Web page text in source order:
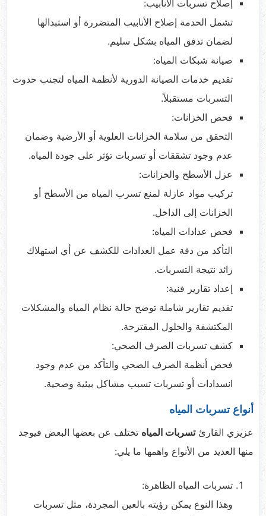
إصلاح تسربات الأنابيب:
تشمل الخدمة إصلاح الأنابيب المتضررة أو استبدالها
لضمان تدفق المياه بشكل سليم.
صيانة شبكات المياه:
تقديم خدمات الصيانة الدورية لأنظمة المياه لتجنب حدوث
التسربات مستقبلاً.
فحص الخزانات:
التحقق من سلامة الخزانات العلوية أو الأرضية وضمان
عدم وجود تشققات أو تسربات تؤثر على جودة المياه.
عزل الأسطح والخزانات:
تركيب مواد عازلة لمنع تسرب المياه من الأسطح أو
الخزانات إلى الداخل.
فحص عدادات المياه:
التأكد من دقة عمل العدادات للكشف عن أي استهلاك
زائد نتيجة التسربات.
إعداد تقارير فنية:
تقديم تقارير شاملة توضح حالة نظام المياه والمشكلات
المكتشفة والحلول المقترحة.
كشف تسربات الصرف الصحي:
فحص أنظمة الصرف الصحي والتأكد من عدم وجود
انسدادات أو تسربات تسبب مشاكل بيئية وصحية.
أنواع تسربات المياه
عزيزي القارئتسربات المياه تختلف عن بعضها البعض فيوجد
منها العديد من الأنواع واهمها ما يلي:
تسربات المياه الظاهرة:
وهذا النوع يمكن رؤيته بالعين المجردة، مثل تسربات